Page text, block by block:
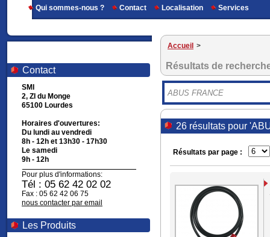
Qui sommes-nous ? Contact Localisation Services
Contact
SMI
2, ZI du Monge
65100 Lourdes
Horaires d'ouvertures:
Du lundi au vendredi
8h - 12h et 13h30 - 17h30
Le samedi
9h - 12h
Pour plus d'informations:
Tél : 05 62 42 02 02
Fax : 05 62 42 06 75
nous contacter par email
Les Produits
Accueil >
Résultats de
26 résultats pour
Résultats par page :